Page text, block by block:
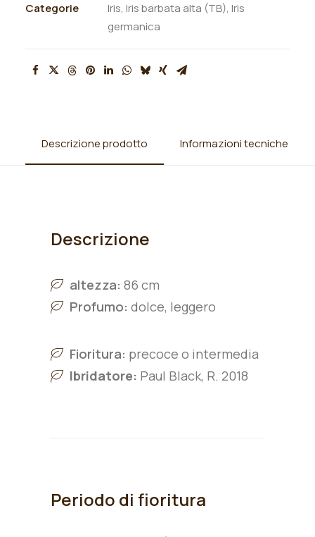
Categorie
Iris, Iris barbata alta (TB), Iris
germanica
Descrizione prodotto Informazioni tecniche
Descrizione
altezza: 86 cm
Profumo: dolce, leggero
Fioritura: precoce o intermedia
Ibridatore: Paul Black, R. 2018
Periodo di fioritura